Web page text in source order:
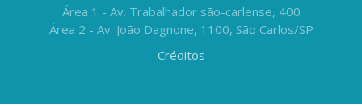
Área 1 - Av. Trabalhador são-carlense, 400
Área 2 - Av. João Dagnone, 1100, São Carlos/SP
Créditos